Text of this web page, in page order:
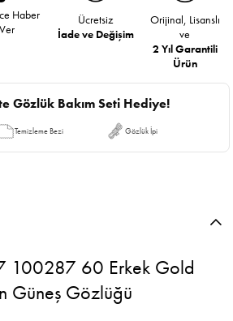
Haber
Ver
Ücretsiz
İade ve Değişim
Orijinal, Lisanslı
ve
2 Yıl Garantili
Ürün
Gözlük Bakım Seti Hediye!
Temizleme Bezi Gözlük İpi
100287 60 Erkek Gold
Güneş Gözlüğü